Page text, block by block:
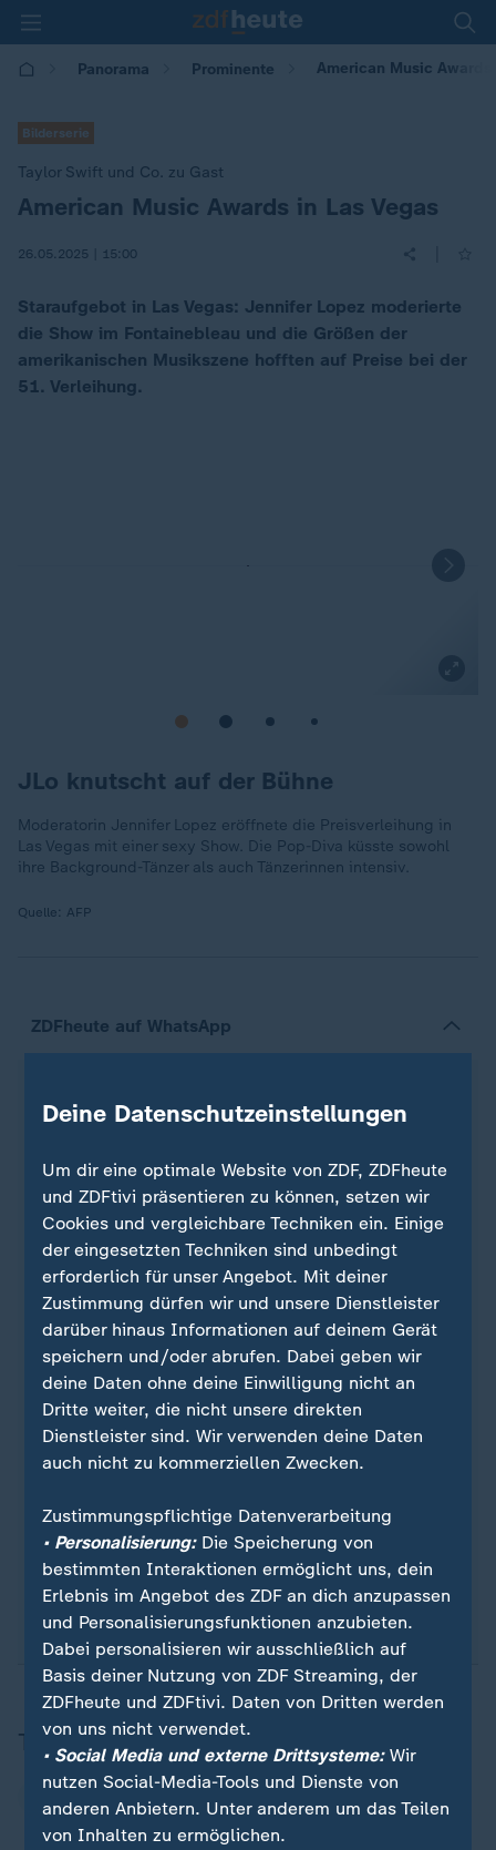
Panorama Prominente American Music
Bilderserie
Taylor Swift und Co. zu Gast
:
American Music Awards in Las Vegas
26.05.2025 | 15:00
Staraufgebot in Las Vegas: Jennifer Lopez moderierte
die Show im Fontainebleau und die Größen der
amerikanischen Musikszene hofften auf Preise bei der
51. Verleihung.
JLo knutscht auf der Bühne
Moderatorin Jennifer Lopez eröffnete die Preisverleihung in
Las Vegas mit einer sexy Show. Die Pop-Diva küsste sowohl
ihre Background-Tänzer als auch Tänzerinnen intensiv.
Quelle: AFP
ZDFheute auf WhatsApp
Sie wollen auf dem Laufenden bleiben? Dann sind
Sie beim ZDFheute-WhatsApp-Channel richtig. Hier
Smartphone. Nehmen Sie teil an Umfragen oder
lassen Sie sich durch unseren Podcast "Kurze
Auszeit" inspirieren.Zur Anmeldung:ZDFheute-
WhatsApp-Channel.
Thema
Deine Datenschutzeinstellungen
Um dir eine optimale Website von ZDF, ZDFheute
und ZDFtivi präsentieren zu können, setzen wir
Cookies und vergleichbare Techniken ein. Einige
der eingesetzten Techniken sind unbedingt
erforderlich für unser Angebot. Mit deiner
Zustimmung dürfen wir und unsere Dienstleister
darüber hinaus Informationen auf deinem Gerät
speichern und/oder abrufen. Dabei geben wir
deine Daten ohne deine Einwilligung nicht an
Dritte weiter, die nicht unsere direkten
Dienstleister sind. Wir verwenden deine Daten
auch nicht zu kommerziellen Zwecken.
Zustimmungspflichtige Datenverarbeitung
• Personalisierung:Die Speicherung von
bestimmten Interaktionen ermöglicht uns, dein
Erlebnis im Angebot des ZDF an dich anzupassen
und Personalisierungsfunktionen anzubieten.
Dabei personalisieren wir ausschließlich auf
Basis deiner Nutzung von ZDF Streaming, der
ZDFheute und ZDFtivi. Daten von Dritten werden
von uns nicht verwendet.
• Social Media und externe Drittsysteme:Wir
nutzen Social-Media-Tools und Dienste von
anderen Anbietern. Unter anderem um das Teilen
von Inhalten zu ermöglichen.